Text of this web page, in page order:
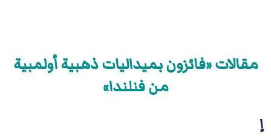
مقالات «فائزون بميداليات ذهبية أولمبية
من فنلندا»
إ